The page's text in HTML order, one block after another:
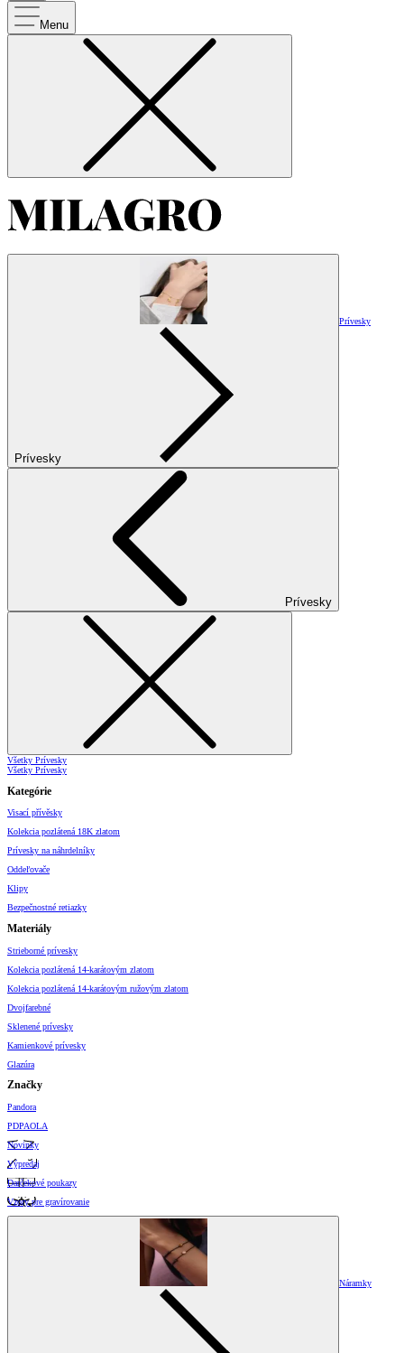
Menu
Prívesky
Prívesky
Prívesky
Všetky Prívesky
Všetky Prívesky
Kategórie
Visací přívěsky
Kolekcia pozlátená 18K zlatom
Prívesky na náhrdelníky
Oddeľovače
Klipy
Bezpečnostné retiazky
Materiály
Strieborné prívesky
Kolekcia pozlátená 14-karátovým zlatom
Kolekcia pozlátená 14-karátovým ružovým zlatom
Dvojfarebné
Sklenené prívesky
Kamienkové prívesky
Glazúra
Značky
Pandora
PDPAOLA
Novinky
Výpredaj
Darčekové poukazy
Vzory pre gravírovanie
Náramky